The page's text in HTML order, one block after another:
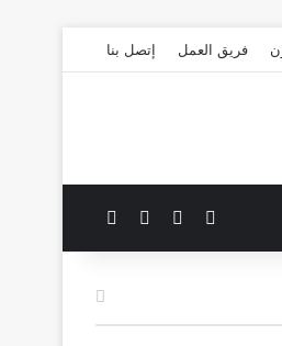
فريق العمل إتصل بنا
فيسبوك الوضع المظلم